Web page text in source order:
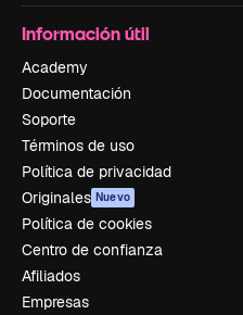
Información útil
Academy
Documentación
Soporte
Términos de uso
Política de privacidad
Originales Nuevo
Política de cookies
Centro de confianza
Afiliados
Empresas